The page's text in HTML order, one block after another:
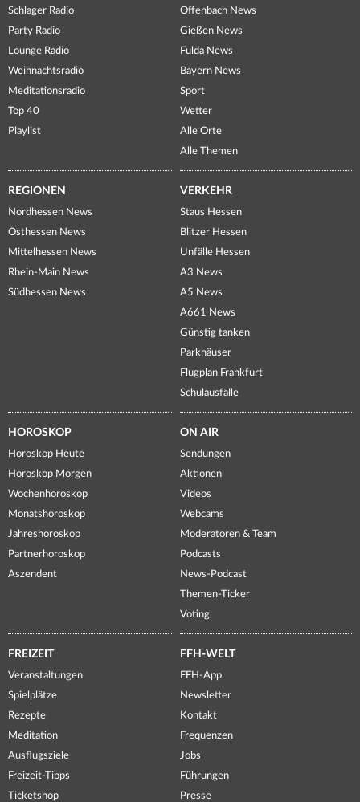
Schlager Radio
Party Radio
Lounge Radio
Weihnachtsradio
Meditationsradio
Top 40
Playlist
Offenbach News
Gießen News
Fulda News
Bayern News
Sport
Wetter
Alle Orte
Alle Themen
REGIONEN
Nordhessen News
Osthessen News
Mittelhessen News
Rhein-Main News
Südhessen News
VERKEHR
Staus Hessen
Blitzer Hessen
Unfälle Hessen
A3 News
A5 News
A661 News
Günstig tanken
Parkhäuser
Flugplan Frankfurt
Schulausfälle
HOROSKOP
Horoskop Heute
Horoskop Morgen
Wochenhoroskop
Monatshoroskop
Jahreshoroskop
Partnerhoroskop
Aszendent
ON AIR
Sendungen
Aktionen
Videos
Webcams
Moderatoren & Team
Podcasts
News-Podcast
Themen-Ticker
Voting
FREIZEIT
Veranstaltungen
Spielplätze
Rezepte
Meditation
Ausflugsziele
Freizeit-Tipps
Ticketshop
FFH-WELT
FFH-App
Newsletter
Kontakt
Frequenzen
Jobs
Führungen
Presse